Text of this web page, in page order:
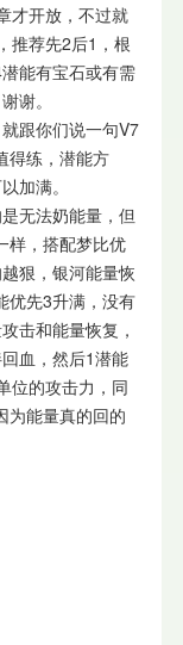
才开放，不过就
推荐先2后1，根
能有宝石或有需
谢。
跟你们说一句V7
得练，潜能方
加满。
无法奶能量，但
样，搭配梦比优
狠，银河能量恢
优先3升满，没有
击和能量恢复，
血，然后1潜能
位的攻击力，同
为能量真的回的